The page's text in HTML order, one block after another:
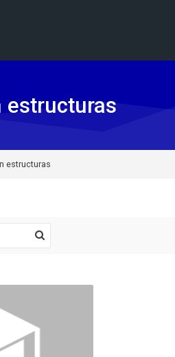
estructuras
estructuras